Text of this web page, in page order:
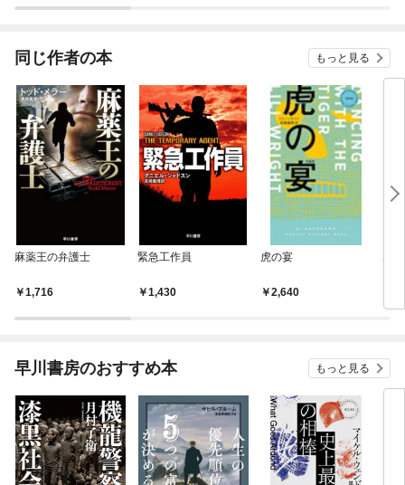
同じ作者の本 もっと見る
麻薬王の弁護士
1,716
緊急工作員
1,430
虎の宴
2,640
ポ
早川書房のおすすめ本 もっと見る